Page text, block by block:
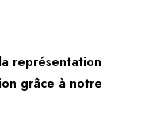
représentation
grâce à notre